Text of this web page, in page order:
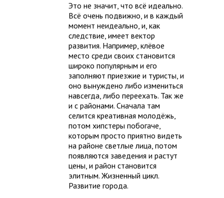
Это не значит, что всё идеально.
Всё очень подвижно, и в каждый
момент неидеально, и, как
следствие, имеет вектор
развития. Например, клёвое
место среди своих становится
широко популярным и его
заполняют приезжие и туристы, и
оно вынуждено либо измениться
навсегда, либо переехать. Так же
и с районами. Сначала там
селится креативная молодёжь,
потом хипстеры побогаче,
которым просто приятно видеть
на районе светлые лица, потом
появляются заведения и растут
цены, и район становится
элитным. Жизненный цикл.
Развитие города.